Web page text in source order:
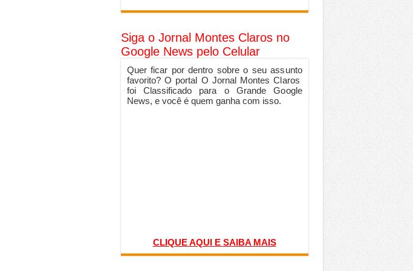
Siga o Jornal Montes Claros no
Google News pelo Celular
Quer ficar por dentro sobre o seu assunto
favorito? O portal O Jornal Montes Claros
foi Classificado para o Grande Google
News, e você é quem ganha com isso.
CLIQUE AQUI E SAIBA MAIS